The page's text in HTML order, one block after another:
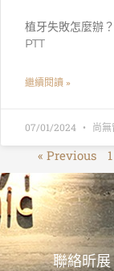
植牙失敗怎麼辦
PTT
繼續閱讀 »
07/01/2024 尚
« Previous 1
聯絡昕展